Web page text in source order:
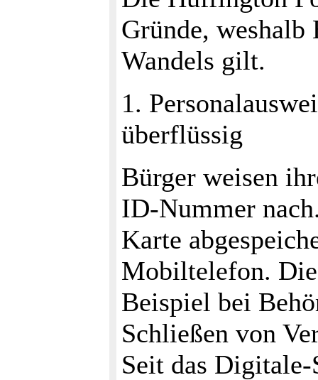
Gründe, weshalb
Wandels gilt.
1.
überflüssig
Bürger weisen
ID-Nummer
Karte
Mobiltelefon.
Beispiel bei
Schließen von
Seit das Digitale-